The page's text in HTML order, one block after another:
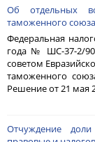
Об отдельных
таможенного союза
Федеральная
года № ШС-37-2/
советом
таможенного
Решение от 21 мая
Отчуждение